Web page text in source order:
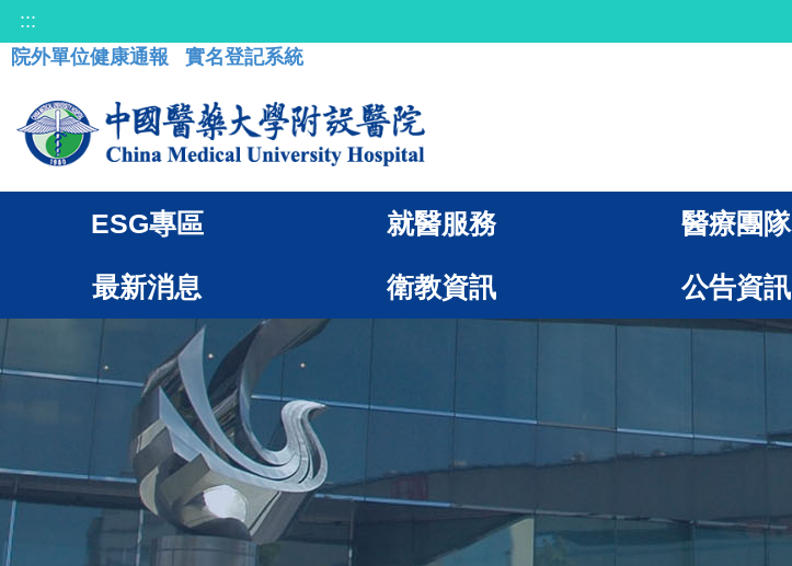
:::
院外單位健康通報
實名登記系統
ESG專區 就醫服務 醫療團隊
最新消息 衛教資訊 公告資訊